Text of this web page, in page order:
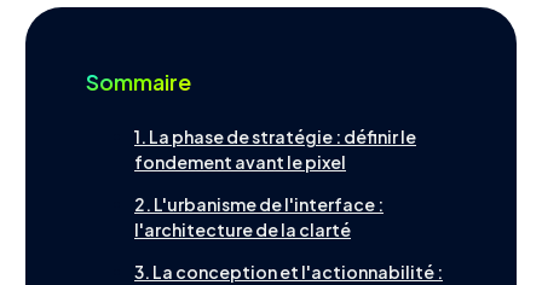
pas une affaire de décoration, mais de hiérarchie visuelle et de
psychologie. Voyons comment transformer vos données
brutes en un outil de décision indispensable.
Sommaire
1. La phase de stratégie : définir le
fondement avant le pixel
2. L'urbanisme de l'interface :
l'architecture de la clarté
3. La conception et l'actionnabilité :